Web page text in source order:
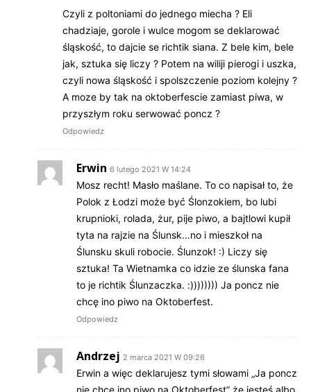
Czyli z poltoniami do jednego miecha ? Eli
chadziaje, gorole i wulce mogom se deklarować
śląskość, to dajcie se richtik siana. Z bele kim, bele
jak, sztuka się liczy ? Potem na wiliji pierogi i uszka,
czyli nowa śląskość i spolszczenie poziom kolejny ?
A moze by tak na oktoberfescie zamiast piwa, w
przyszłym roku serwować poncz ?
Odpowiedz
Erwin 6 lutego 2021 W 14:24
Mosz recht! Masło maślane. To co napisał to, że
Polok z Łodzi może być Ślonzokiem, bo lubi
krupnioki, rolada, żur, pije piwo, a bajtlowi kupił
tyta na rajzie na Ślunsk…no i mieszkoł na
Ślunsku skuli robocie. Ślunzok! :) Liczy się
sztuka! Ta Wietnamka co idzie ze ślunska fana
to je richtik Ślunzaczka. :)))))))) Ja poncz nie
chcę ino piwo na Oktoberfest.
Odpowiedz
Andrzej 2 marca 2021 W 09:26
Erwin a więc deklarujesz tymi słowami „Ja poncz
nie chcę ino piwo na Oktoberfest” że jesteś albo